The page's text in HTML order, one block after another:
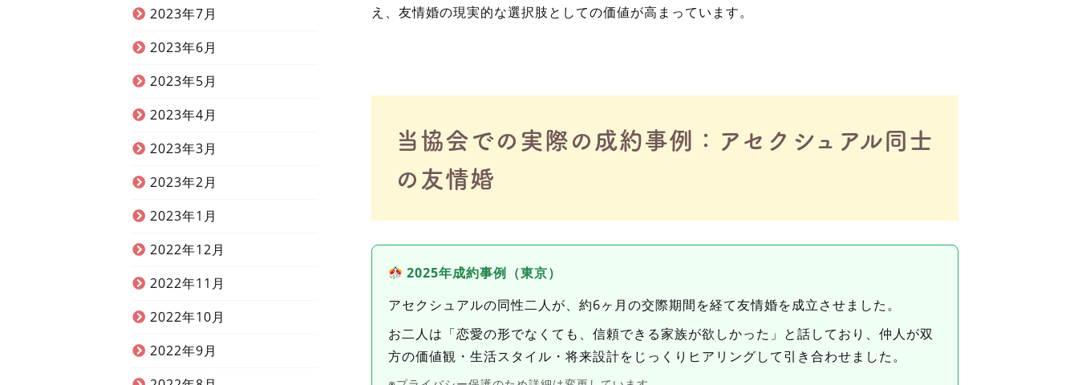
え、友情婚の現実的な選択肢としての価値が高まっています。
当協会での実際の成約事例：アセクシュアル同士
の友情婚
2025年成約事例（東京）
アセクシュアルの同性二人が、約6ヶ月の交際期間を経て友情婚を成立させました。
お二人は「恋愛の形でなくても、信頼できる家族が欲しかった」と話しており、仲人が双
方の価値観・生活スタイル・将来設計をじっくりヒアリングして引き合わせました。
2023年7月
2023年6月
2023年5月
2023年4月
2023年3月
2023年2月
2023年1月
2022年12月
2022年11月
2022年10月
2022年9月